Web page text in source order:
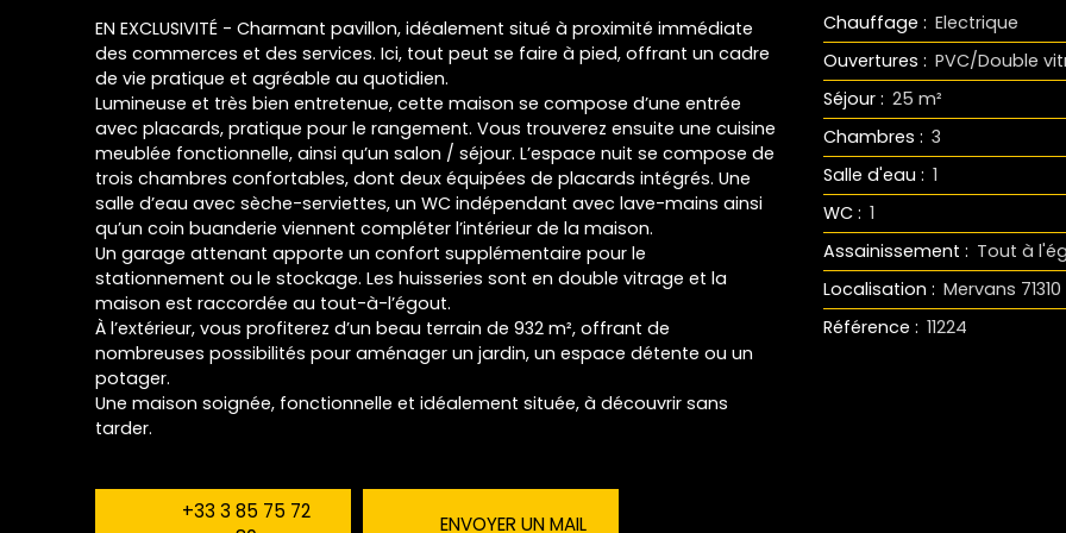
EN EXCLUSIVITÉ - Charmant pavillon, idéalement situé à proximité immédiate
des commerces et des services. Ici, tout peut se faire à pied, offrant un cadre
de vie pratique et agréable au quotidien.
Lumineuse et très bien entretenue, cette maison se compose d’une entrée
avec placards, pratique pour le rangement. Vous trouverez ensuite une cuisine
meublée fonctionnelle, ainsi qu’un salon / séjour. L’espace nuit se compose de
trois chambres confortables, dont deux équipées de placards intégrés. Une
salle d’eau avec sèche-serviettes, un WC indépendant avec lave-mains ainsi
qu’un coin buanderie viennent compléter l’intérieur de la maison.
Un garage attenant apporte un confort supplémentaire pour le
stationnement ou le stockage. Les huisseries sont en double vitrage et la
maison est raccordée au tout-à-l’égout.
À l’extérieur, vous profiterez d’un beau terrain de 932 m², offrant de
nombreuses possibilités pour aménager un jardin, un espace détente ou un
potager.
Une maison soignée, fonctionnelle et idéalement située, à découvrir sans
tarder.
+33 3 85 75 72
ENVOYER UN MAIL
Chauffage : Electrique
Ouvertures : PVC/Double
Séjour : 25 m²
Chambres : 3
Salle d'eau : 1
WC : 1
Assainissement : Tout à
Localisation : Mervans 71310
Référence : 11224